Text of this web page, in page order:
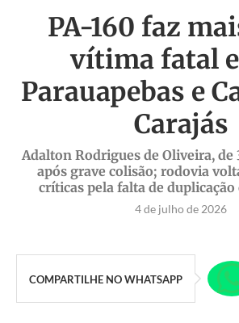
PA-160 faz
vítima fatal
Parauapebas e
Carajás
Adalton Rodrigues de Oliveira, de
após grave colisão; rodovia
críticas pela falta de duplicação
4 de julho de 2026
COMPARTILHE NO WHATSAPP